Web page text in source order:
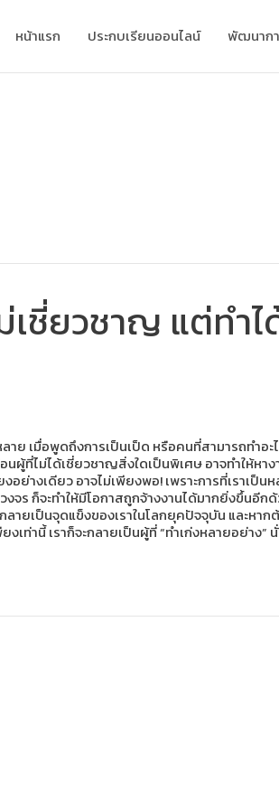
หน้าแรก ประกบเรียนออนไลน์ พัฒนาก
เชี่ยวชาญ แต่ทำ
ย เมื่อพูดถึงการเป็นเป็ด หรือคนที่สามารถทำอ
นผู้ที่ไม่ได้เชี่ยวชาญสิ่งใดเป็นพิเศษ อาจทำให้ห
ย่างเดียว อาจไม่เพียงพอ! เพราะการที่เราเ
จร ก็จะทำให้มีโอกาสถูกจ้างงานได้มากยิ่งขึ้นอี
กลายเป็นจุดแข็งของเราในโลกยุคปัจจุบัน และ
งเท่านี้ เราก็จะกลายเป็นผู้ที่ “ทำเก่งหลายอย่า